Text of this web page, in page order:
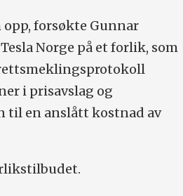
forsøkte Gunnar
Norge på et forlik, som
i prisavslag og
til en anslått kostnad av